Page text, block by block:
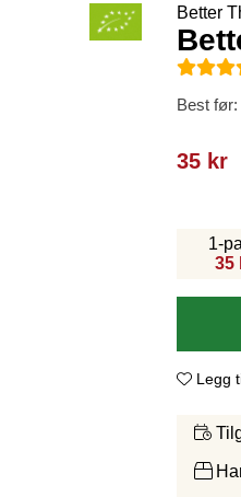
Better
Best før:
35 kr
1-
35
Legg